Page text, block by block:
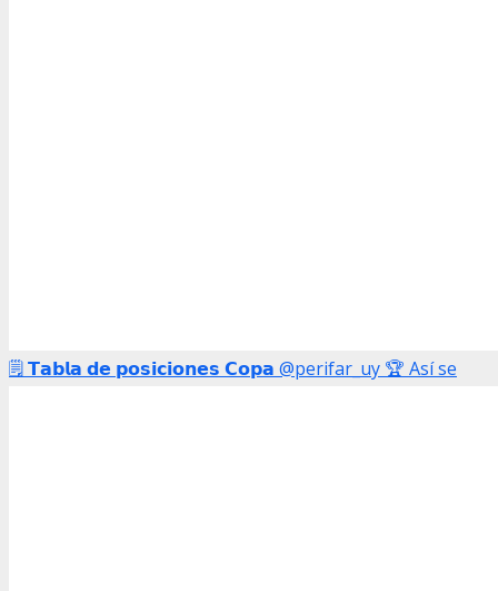
🗒️ 𝗧𝗮𝗯𝗹𝗮 𝗱𝗲 𝗽𝗼𝘀𝗶𝗰𝗶𝗼𝗻𝗲𝘀 𝗖𝗼𝗽𝗮 @perifar_uy 🏆 Así se